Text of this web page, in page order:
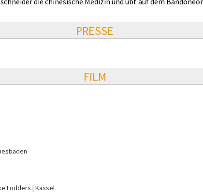
PRESSE
FILM
Lodders Kassel